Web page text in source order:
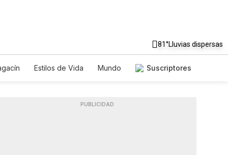
81°Lluvias dispersas
Estilos de Vida
Mundo
Suscriptores
PUBLICIDAD